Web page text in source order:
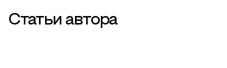
Статьи автора